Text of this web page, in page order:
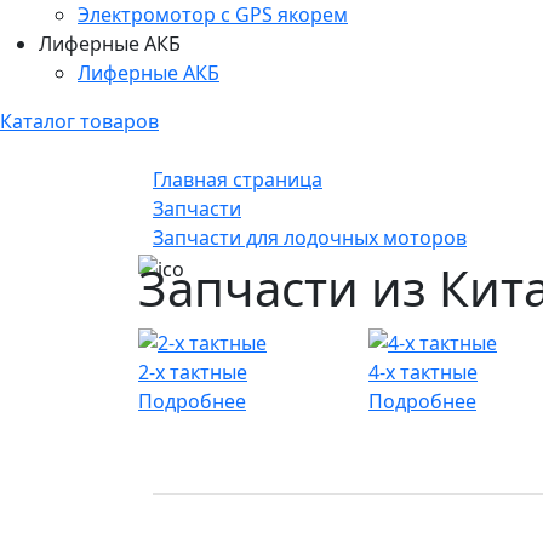
Электромотор c GPS якорем
Лиферные АКБ
Лиферные АКБ
Каталог товаров
Главная страница
Запчасти
Запчасти для лодочных моторов
Запчасти из
2-х тактные
Подробнее
4-х тактные
Подробнее